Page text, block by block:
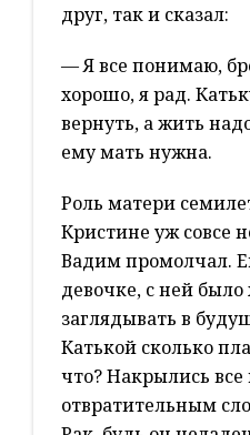
друг, так и сказал:
— Я все понимаю,
хорошо, я рад.
вернуть, а жить
ему мать нужна.
Роль матери
Кристине уж совсе
Вадим промолчал.
девочке, с ней
заглядывать в
Катькой сколько
что? Накрылись
отвратительным